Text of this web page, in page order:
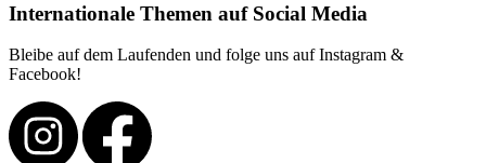
Internationale Themen auf Social Media
Bleibe auf dem Laufenden und folge uns auf Instagram &
Facebook!